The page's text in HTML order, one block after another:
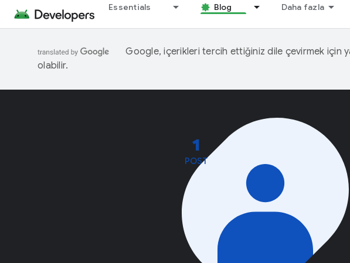
Essentials Blog Daha fazla
Google, içerikleri tercih ettiğiniz dile çevirmek için
olabilir.
1
POST